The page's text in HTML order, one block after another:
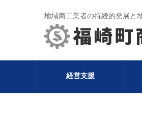
地域商工業者の持続的発展と
経営支援